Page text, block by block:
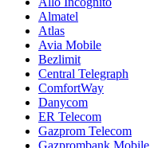
Almatel
Atlas
Avia Mobile
Bezlimit
Central Telegraph
ComfortWay
Danycom
ER Telecom
Gazprom Telecom
Gazprombank Mobile